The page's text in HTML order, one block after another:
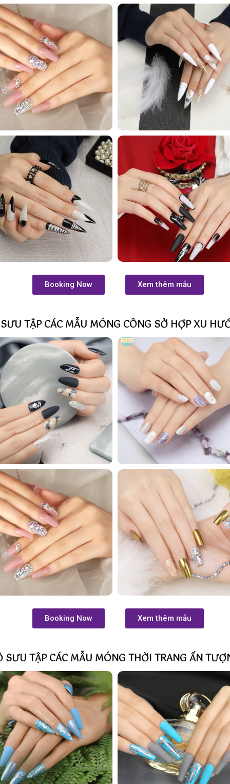
Booking Now Xem thêm mẫu
TẬP CÁC MẪU MÓNG CÔNG SỞ HỢP XU
Booking Now Xem thêm mẫu
SƯU TẬP CÁC MẪU MÓNG THỜI TRANG ẤN